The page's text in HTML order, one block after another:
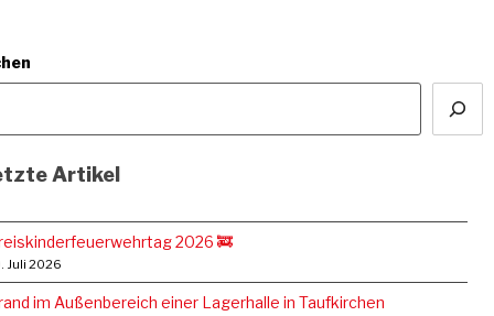
Artikel
2026 🚒
Juli 2026
im Außenbereich einer Lagerhalle in Taufkirchen